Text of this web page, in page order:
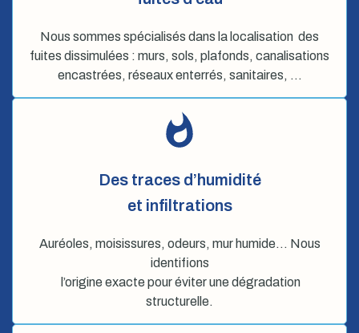
Nous sommes spécialisés dans la localisation des
fuites dissimulées : murs, sols, plafonds, canalisations
encastrées, réseaux enterrés, sanitaires, …
Des traces d’humidité
et infiltrations
Auréoles, moisissures, odeurs, mur humide… Nous
identifions
l’origine exacte pour éviter une dégradation
structurelle.